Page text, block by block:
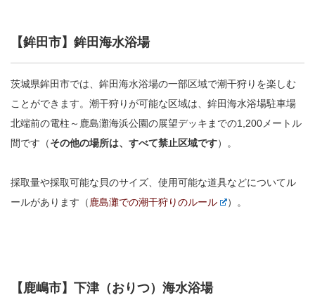
【鉾田市】鉾田海水浴場
茨城県鉾田市では、鉾田海水浴場の一部区域で潮干狩りを楽しむ
ことができます。潮干狩りが可能な区域は、鉾田海水浴場駐車場
北端前の電柱～鹿島灘海浜公園の展望デッキまでの1,200メートル
間です（その他の場所は、すべて禁止区域です）。
採取量や採取可能な貝のサイズ、使用可能な道具などについてル
ールがあります（鹿島灘での潮干狩りのルール ）。
【鹿嶋市】下津（おりつ）海水浴場